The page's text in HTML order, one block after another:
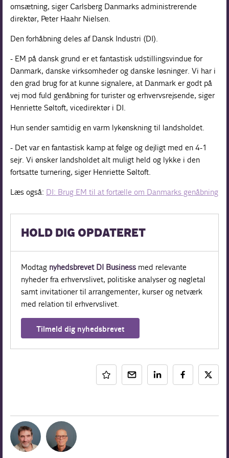
omsætning, siger Carlsberg Danmarks administrerende
direktør, Peter Haahr Nielsen.
Den forhåbning deles af Dansk Industri (DI).
- EM på dansk grund er et fantastisk udstillingsvindue for
Danmark, danske virksomheder og danske løsninger. Vi har i
den grad brug for at kunne signalere, at Danmark er godt på
vej mod fuld genåbning for turister og erhvervsrejsende, siger
Henriette Søltoft, vicedirektør i DI.
Hun sender samtidig en varm lykønskning til landsholdet.
- Det var en fantastisk kamp at følge og dejligt med en 4-1
sejr. Vi ønsker landsholdet alt muligt held og lykke i den
fortsatte turnering, siger Henriette Søltoft.
Læs også: DI: Brug EM til at fortælle om Danmarks genåbning
HOLD DIG OPDATERET
Modtag nyhedsbrevet DI Business med relevante
nyheder fra erhvervslivet, politiske analyser og nøgletal
samt invitationer til arrangementer, kurser og netværk
med relation til erhvervslivet.
Tilmeld dig nyhedsbrevet